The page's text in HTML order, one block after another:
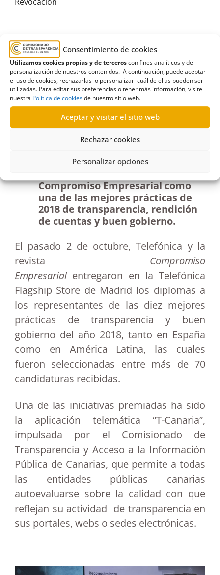
Consentimiento de cookies
Utilizamos cookies propias y de terceroscon fines analíticos y de
personalización de nuestros contenidos. A continuación, puede aceptar
el uso de cookies, rechazarlas o personalizar cuál de ellas pueden ser
utilizadas. Para editar sus preferencias o tener más información, visite
nuestra Política de cookiesde nuestro sitio web.
Aceptar y visitar el sitio web
Rechazar cookies
Personalizar opciones
T-Canaria, entre las diez mejores
iniciativas de transparencia y buen
gobierno de 2018
04/10/2019
La aplicación telemática de
evaluación de la transparencia
Transparencia de Canarias recibe
Compromiso Empresarial como
una de las mejores prácticas de
2018 de transparencia, rendición
de cuentas y buen gobierno.
El pasado 2 de octubre, Telefónica y la
revista Compromiso
Empresarialentregaron en la Telefónica
Flagship Store de Madrid los diplomas a
los representantes de las diez mejores
prácticas de transparencia y buen
gobierno del año 2018, tanto en España
como en América Latina, las cuales
fueron seleccionadas entre más de 70
candidaturas recibidas.
Una de las iniciativas premiadas ha sido
la aplicación telemática “T-Canaria”,
impulsada por el Comisionado de
Transparencia y Acceso a la Información
Pública de Canarias, que permite a todas
las entidades públicas canarias
autoevaluarse sobre la calidad con que
reflejan su actividad de transparencia en
sus portales, webs o sedes electrónicas.